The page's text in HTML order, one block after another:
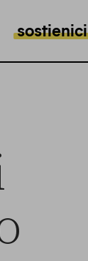
sostienici